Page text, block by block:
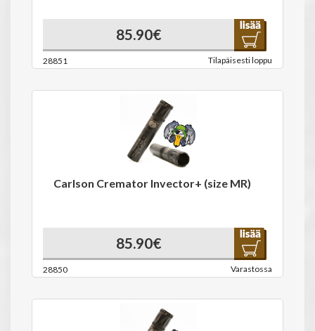
85.90€
28851 Tilapäisesti loppu
Carlson Cremator Invector+ (size MR)
85.90€
28850 Varastossa